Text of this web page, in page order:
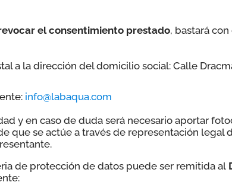
el consentimiento prestado, bastará
a la dirección del domicilio social: Calle
info@labaqua.com
y en caso de duda será necesario aportar
que se actúe a través de representación legal
de protección de datos puede ser remitida al